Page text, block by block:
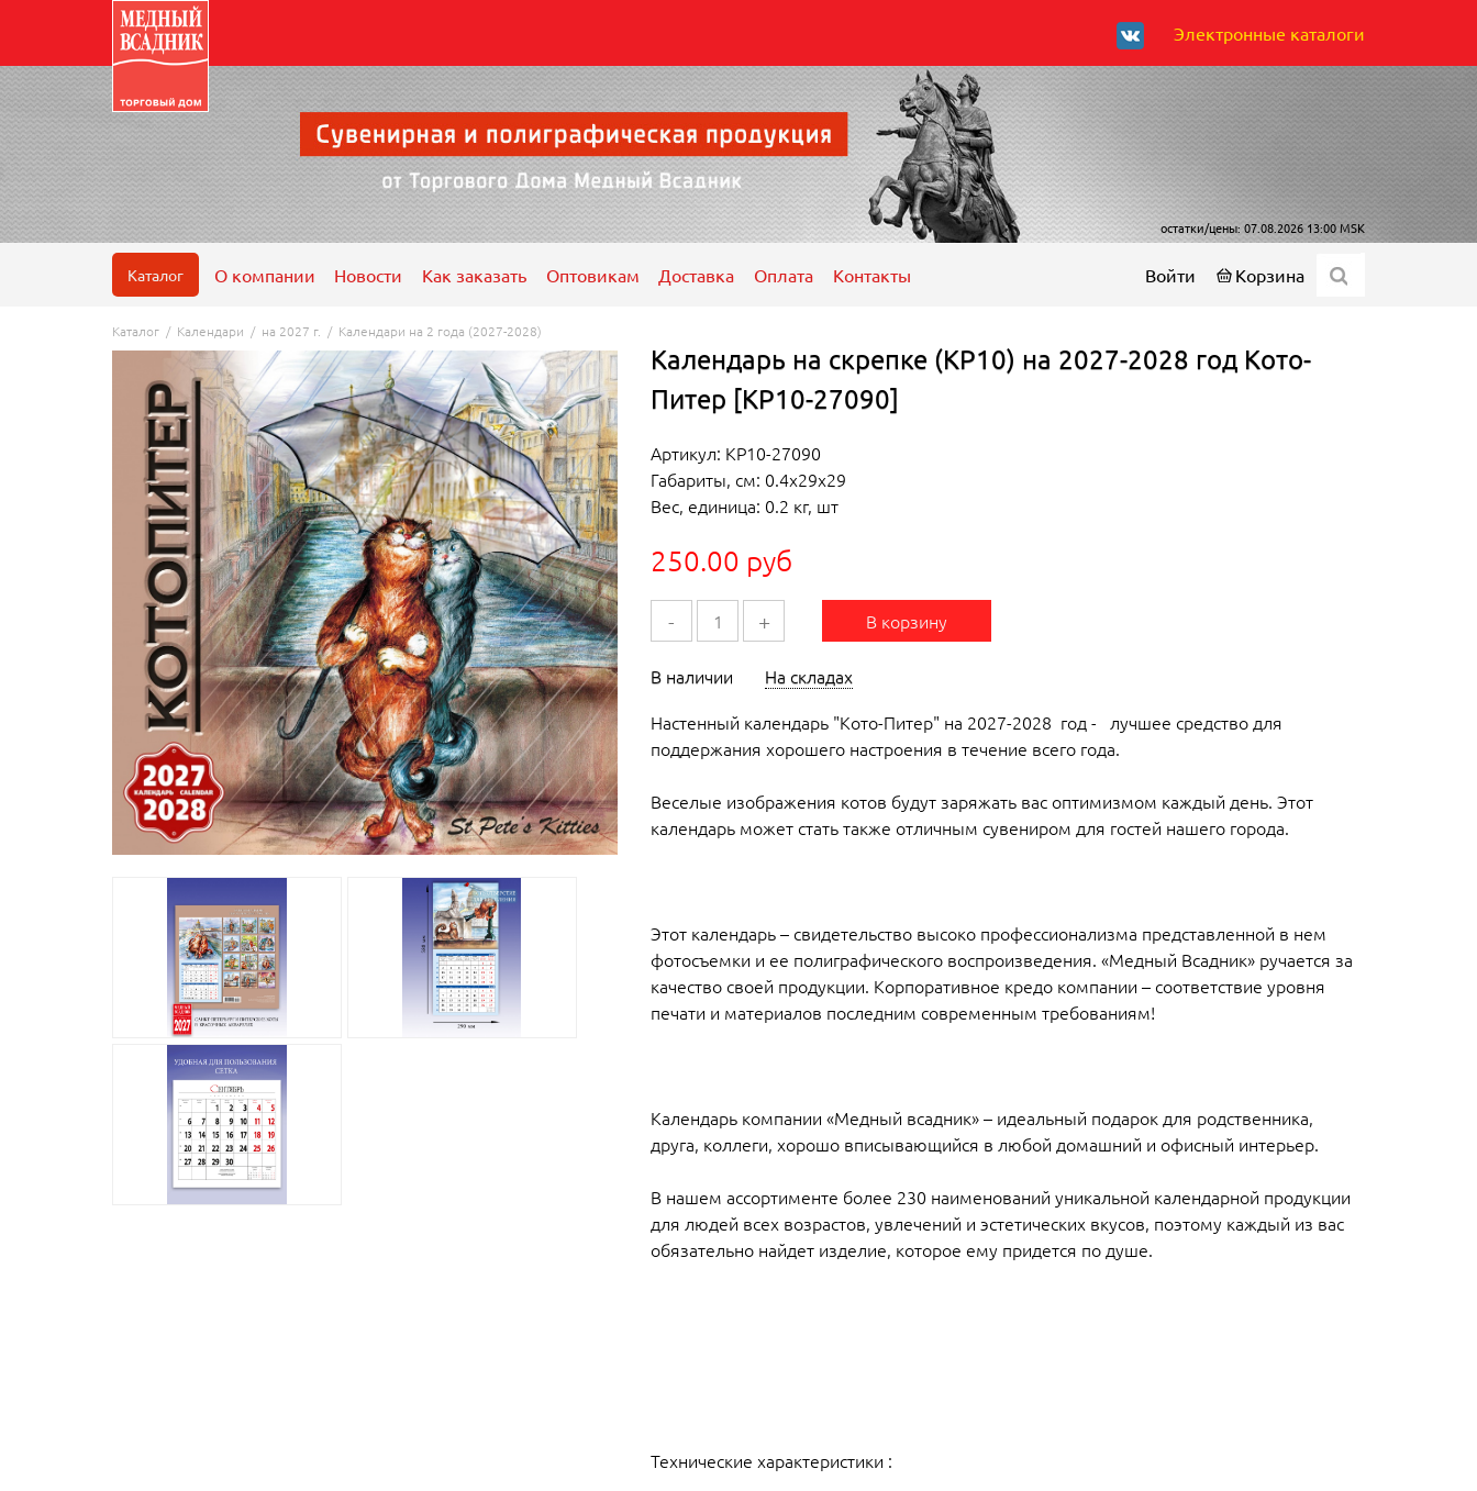
Электронные каталоги
остатки/цены: 07.08.2026 13:00 MSK
Войти Корзина
Каталог О компании Новости Как заказать Оптовикам Доставка Оплата Контакты
Каталог / Календари / на 2027 г. / Календари на 2 года (2027-2028)
Календарь на скрепке (КР10) на 2027-2028 год Кото-
Питер [КР10-27090]
Артикул: КР10-27090
Габариты, см: 0.4x29x29
Вес, единица: 0.2 кг, шт
250.00 руб
- + В корзину
В наличии
На складах
Настенный календарь "Кото-Питер" на 2027-2028 год - лучшее средство для
поддержания хорошего настроения в течение всего года.
Веселые изображения котов будут заряжать вас оптимизмом каждый день. Этот
календарь может стать также отличным сувениром для гостей нашего города.
Этот календарь – свидетельство высоко профессионализма представленной в нем
фотосъемки и ее полиграфического воспроизведения. «Медный Всадник» ручается за
качество своей продукции. Корпоративное кредо компании – соответствие уровня
печати и материалов последним современным требованиям!
Календарь компании «Медный всадник» – идеальный подарок для родственника,
друга, коллеги, хорошо вписывающийся в любой домашний и офисный интерьер.
В нашем ассортименте более 230 наименований уникальной календарной продукции
для людей всех возрастов, увлечений и эстетических вкусов, поэтому каждый из вас
обязательно найдет изделие, которое ему придется по душе.
Технические характеристики :